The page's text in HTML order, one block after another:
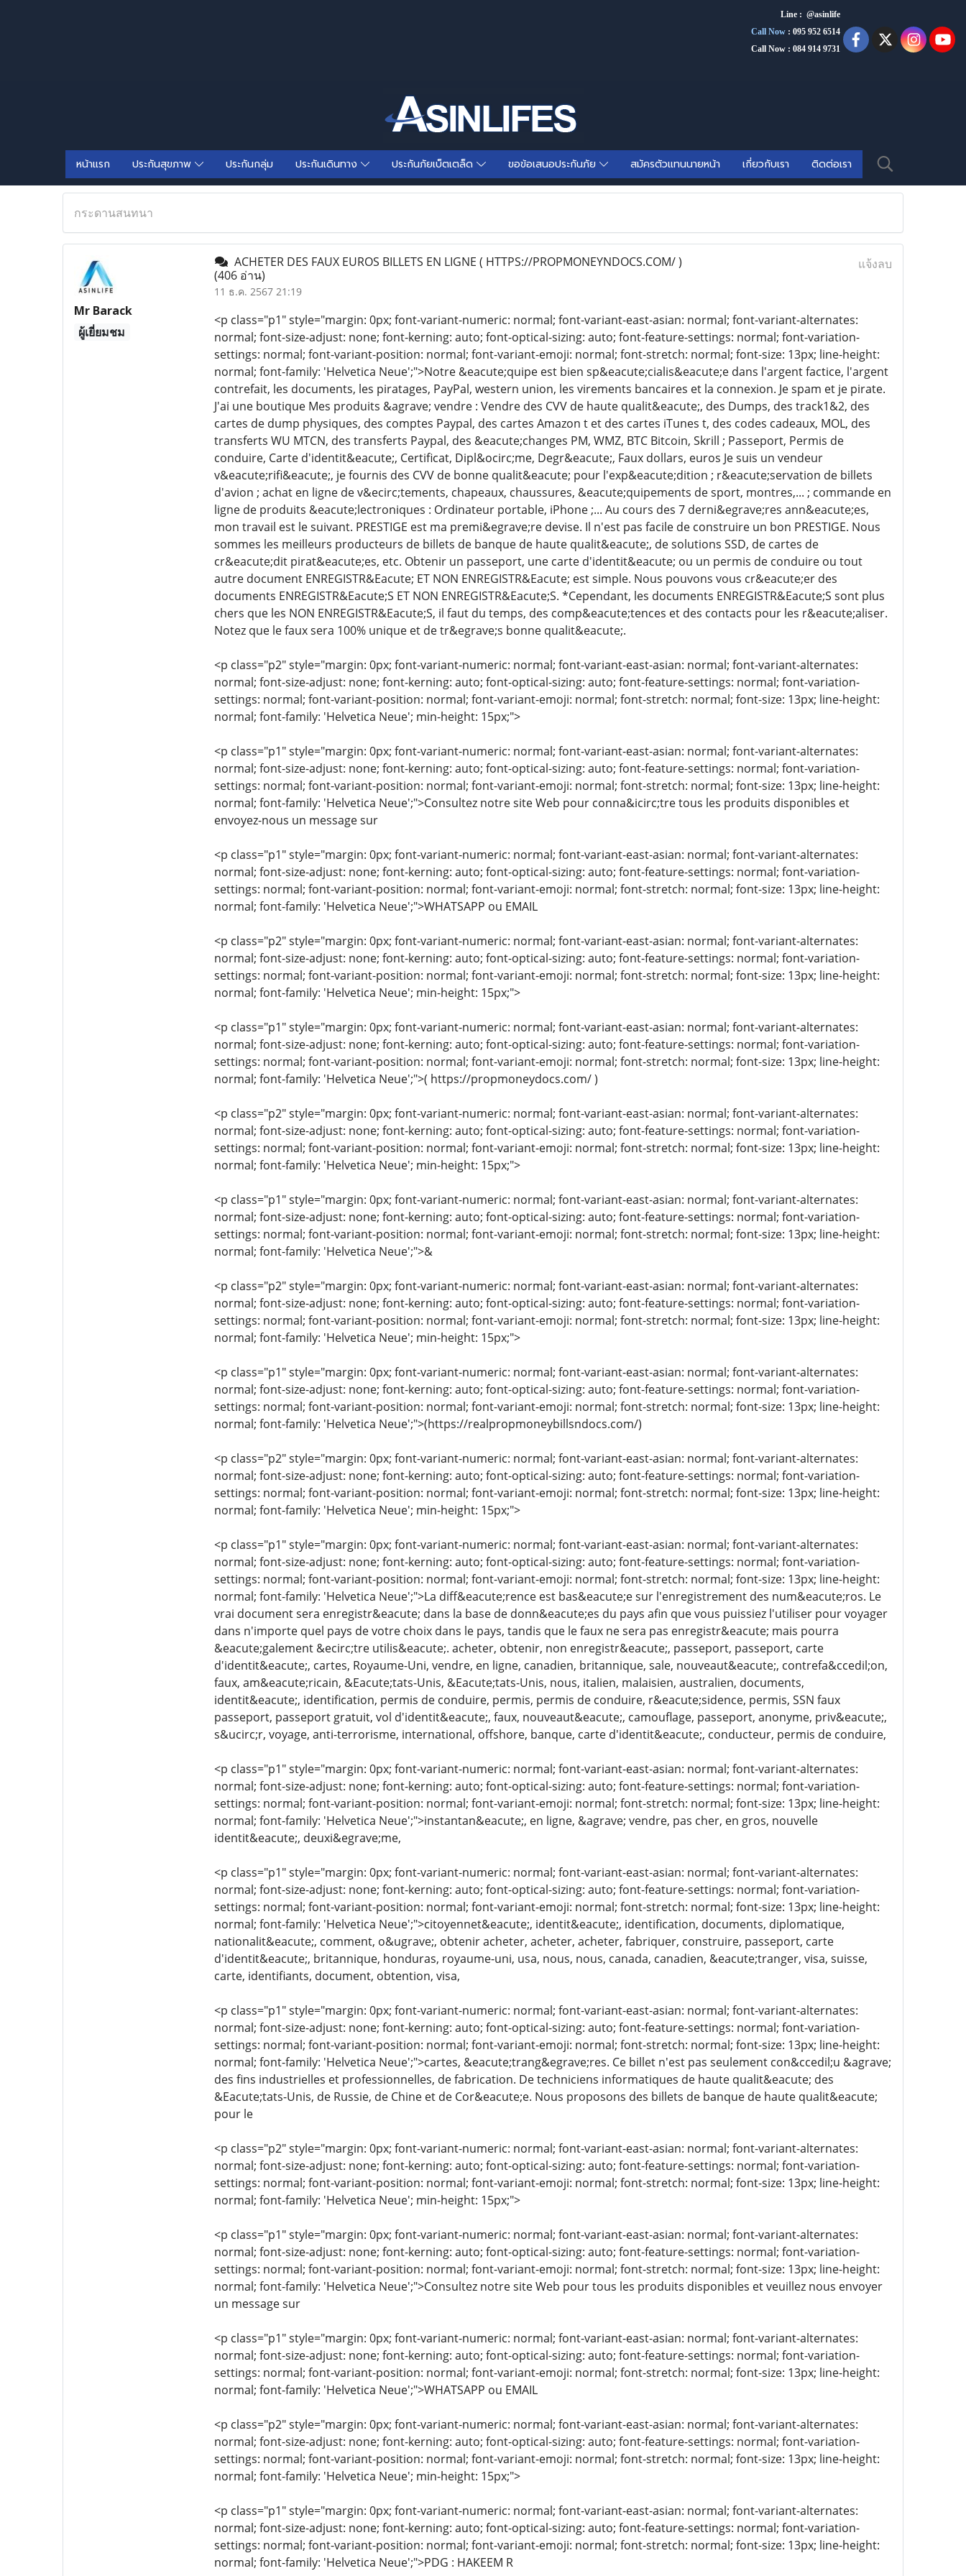
Line : @asinlife
Call Now : 095 952 6514
Call Now : 084 914 9731
หน้าแรก ประกันสุขภาพ ประกันกลุ่ม ประกันเดินทาง ประกันภัยเบ็ตเตล็ด ขอข้อเสนอประกันภัย สมัครตัวแทนนายหน้า เกี่ยวกับเรา ติดต่อเรา
กระดานสนทนา
Mr Barack
ผู้เยี่ยมชม
ACHETER DES FAUX EUROS BILLETS EN LIGNE ( HTTPS://PROPMONEYNDOCS.COM/ )
(406 อ่าน)
11 ธ.ค. 2567 21:19
แจ้งลบ
<p class="p1" style="margin: 0px; font-variant-numeric: normal; font-variant-east-asian: normal; font-variant-alternates:
normal; font-size-adjust: none; font-kerning: auto; font-optical-sizing: auto; font-feature-settings: normal; font-variation-
settings: normal; font-variant-position: normal; font-variant-emoji: normal; font-stretch: normal; font-size: 13px; line-height:
normal; font-family: 'Helvetica Neue';">Notre &eacute;quipe est bien sp&eacute;cialis&eacute;e dans l'argent factice, l'argent
contrefait, les documents, les piratages, PayPal, western union, les virements bancaires et la connexion. Je spam et je pirate.
J'ai une boutique Mes produits &agrave; vendre : Vendre des CVV de haute qualit&eacute;, des Dumps, des track1&2, des
cartes de dump physiques, des comptes Paypal, des cartes Amazon t et des cartes iTunes t, des codes cadeaux, MOL, des
transferts WU MTCN, des transferts Paypal, des &eacute;changes PM, WMZ, BTC Bitcoin, Skrill ; Passeport, Permis de
conduire, Carte d'identit&eacute;, Certificat, Dipl&ocirc;me, Degr&eacute;, Faux dollars, euros Je suis un vendeur
v&eacute;rifi&eacute;, je fournis des CVV de bonne qualit&eacute; pour l'exp&eacute;dition ; r&eacute;servation de billets
d'avion ; achat en ligne de v&ecirc;tements, chapeaux, chaussures, &eacute;quipements de sport, montres,... ; commande en
ligne de produits &eacute;lectroniques : Ordinateur portable, iPhone ;... Au cours des 7 derni&egrave;res ann&eacute;es,
mon travail est le suivant. PRESTIGE est ma premi&egrave;re devise. Il n'est pas facile de construire un bon PRESTIGE. Nous
sommes les meilleurs producteurs de billets de banque de haute qualit&eacute;, de solutions SSD, de cartes de
cr&eacute;dit pirat&eacute;es, etc. Obtenir un passeport, une carte d'identit&eacute; ou un permis de conduire ou tout
autre document ENREGISTR&Eacute; ET NON ENREGISTR&Eacute; est simple. Nous pouvons vous cr&eacute;er des
documents ENREGISTR&Eacute;S ET NON ENREGISTR&Eacute;S. *Cependant, les documents ENREGISTR&Eacute;S sont plus
chers que les NON ENREGISTR&Eacute;S, il faut du temps, des comp&eacute;tences et des contacts pour les r&eacute;aliser.
Notez que le faux sera 100% unique et de tr&egrave;s bonne qualit&eacute;.
<p class="p2" style="margin: 0px; font-variant-numeric: normal; font-variant-east-asian: normal; font-variant-alternates:
normal; font-size-adjust: none; font-kerning: auto; font-optical-sizing: auto; font-feature-settings: normal; font-variation-
settings: normal; font-variant-position: normal; font-variant-emoji: normal; font-stretch: normal; font-size: 13px; line-height:
normal; font-family: 'Helvetica Neue'; min-height: 15px;">
<p class="p1" style="margin: 0px; font-variant-numeric: normal; font-variant-east-asian: normal; font-variant-alternates:
normal; font-size-adjust: none; font-kerning: auto; font-optical-sizing: auto; font-feature-settings: normal; font-variation-
settings: normal; font-variant-position: normal; font-variant-emoji: normal; font-stretch: normal; font-size: 13px; line-height:
normal; font-family: 'Helvetica Neue';">Consultez notre site Web pour conna&icirc;tre tous les produits disponibles et
envoyez-nous un message sur
<p class="p1" style="margin: 0px; font-variant-numeric: normal; font-variant-east-asian: normal; font-variant-alternates:
normal; font-size-adjust: none; font-kerning: auto; font-optical-sizing: auto; font-feature-settings: normal; font-variation-
settings: normal; font-variant-position: normal; font-variant-emoji: normal; font-stretch: normal; font-size: 13px; line-height:
normal; font-family: 'Helvetica Neue';">WHATSAPP ou EMAIL
<p class="p2" style="margin: 0px; font-variant-numeric: normal; font-variant-east-asian: normal; font-variant-alternates:
normal; font-size-adjust: none; font-kerning: auto; font-optical-sizing: auto; font-feature-settings: normal; font-variation-
settings: normal; font-variant-position: normal; font-variant-emoji: normal; font-stretch: normal; font-size: 13px; line-height:
normal; font-family: 'Helvetica Neue'; min-height: 15px;">
<p class="p1" style="margin: 0px; font-variant-numeric: normal; font-variant-east-asian: normal; font-variant-alternates:
normal; font-size-adjust: none; font-kerning: auto; font-optical-sizing: auto; font-feature-settings: normal; font-variation-
settings: normal; font-variant-position: normal; font-variant-emoji: normal; font-stretch: normal; font-size: 13px; line-height:
normal; font-family: 'Helvetica Neue';">( https://propmoneydocs.com/ )
<p class="p2" style="margin: 0px; font-variant-numeric: normal; font-variant-east-asian: normal; font-variant-alternates:
normal; font-size-adjust: none; font-kerning: auto; font-optical-sizing: auto; font-feature-settings: normal; font-variation-
settings: normal; font-variant-position: normal; font-variant-emoji: normal; font-stretch: normal; font-size: 13px; line-height:
normal; font-family: 'Helvetica Neue'; min-height: 15px;">
<p class="p1" style="margin: 0px; font-variant-numeric: normal; font-variant-east-asian: normal; font-variant-alternates:
normal; font-size-adjust: none; font-kerning: auto; font-optical-sizing: auto; font-feature-settings: normal; font-variation-
settings: normal; font-variant-position: normal; font-variant-emoji: normal; font-stretch: normal; font-size: 13px; line-height:
normal; font-family: 'Helvetica Neue';">&
<p class="p2" style="margin: 0px; font-variant-numeric: normal; font-variant-east-asian: normal; font-variant-alternates:
normal; font-size-adjust: none; font-kerning: auto; font-optical-sizing: auto; font-feature-settings: normal; font-variation-
settings: normal; font-variant-position: normal; font-variant-emoji: normal; font-stretch: normal; font-size: 13px; line-height:
normal; font-family: 'Helvetica Neue'; min-height: 15px;">
<p class="p1" style="margin: 0px; font-variant-numeric: normal; font-variant-east-asian: normal; font-variant-alternates:
normal; font-size-adjust: none; font-kerning: auto; font-optical-sizing: auto; font-feature-settings: normal; font-variation-
settings: normal; font-variant-position: normal; font-variant-emoji: normal; font-stretch: normal; font-size: 13px; line-height:
normal; font-family: 'Helvetica Neue';">(https://realpropmoneybillsndocs.com/)
<p class="p2" style="margin: 0px; font-variant-numeric: normal; font-variant-east-asian: normal; font-variant-alternates:
normal; font-size-adjust: none; font-kerning: auto; font-optical-sizing: auto; font-feature-settings: normal; font-variation-
settings: normal; font-variant-position: normal; font-variant-emoji: normal; font-stretch: normal; font-size: 13px; line-height:
normal; font-family: 'Helvetica Neue'; min-height: 15px;">
<p class="p1" style="margin: 0px; font-variant-numeric: normal; font-variant-east-asian: normal; font-variant-alternates:
normal; font-size-adjust: none; font-kerning: auto; font-optical-sizing: auto; font-feature-settings: normal; font-variation-
settings: normal; font-variant-position: normal; font-variant-emoji: normal; font-stretch: normal; font-size: 13px; line-height:
normal; font-family: 'Helvetica Neue';">La diff&eacute;rence est bas&eacute;e sur l'enregistrement des num&eacute;ros. Le
vrai document sera enregistr&eacute; dans la base de donn&eacute;es du pays afin que vous puissiez l'utiliser pour voyager
dans n'importe quel pays de votre choix dans le pays, tandis que le faux ne sera pas enregistr&eacute; mais pourra
&eacute;galement &ecirc;tre utilis&eacute;. acheter, obtenir, non enregistr&eacute;, passeport, passeport, carte
d'identit&eacute;, cartes, Royaume-Uni, vendre, en ligne, canadien, britannique, sale, nouveaut&eacute;, contrefa&ccedil;on,
faux, am&eacute;ricain, &Eacute;tats-Unis, &Eacute;tats-Unis, nous, italien, malaisien, australien, documents,
identit&eacute;, identification, permis de conduire, permis, permis de conduire, r&eacute;sidence, permis, SSN faux
passeport, passeport gratuit, vol d'identit&eacute;, faux, nouveaut&eacute;, camouflage, passeport, anonyme, priv&eacute;,
s&ucirc;r, voyage, anti-terrorisme, international, offshore, banque, carte d'identit&eacute;, conducteur, permis de conduire,
<p class="p1" style="margin: 0px; font-variant-numeric: normal; font-variant-east-asian: normal; font-variant-alternates:
normal; font-size-adjust: none; font-kerning: auto; font-optical-sizing: auto; font-feature-settings: normal; font-variation-
settings: normal; font-variant-position: normal; font-variant-emoji: normal; font-stretch: normal; font-size: 13px; line-height:
normal; font-family: 'Helvetica Neue';">instantan&eacute;, en ligne, &agrave; vendre, pas cher, en gros, nouvelle
identit&eacute;, deuxi&egrave;me,
<p class="p1" style="margin: 0px; font-variant-numeric: normal; font-variant-east-asian: normal; font-variant-alternates:
normal; font-size-adjust: none; font-kerning: auto; font-optical-sizing: auto; font-feature-settings: normal; font-variation-
settings: normal; font-variant-position: normal; font-variant-emoji: normal; font-stretch: normal; font-size: 13px; line-height:
normal; font-family: 'Helvetica Neue';">citoyennet&eacute;, identit&eacute;, identification, documents, diplomatique,
nationalit&eacute;, comment, o&ugrave;, obtenir acheter, acheter, acheter, fabriquer, construire, passeport, carte
d'identit&eacute;, britannique, honduras, royaume-uni, usa, nous, nous, canada, canadien, &eacute;tranger, visa, suisse,
carte, identifiants, document, obtention, visa,
<p class="p1" style="margin: 0px; font-variant-numeric: normal; font-variant-east-asian: normal; font-variant-alternates:
normal; font-size-adjust: none; font-kerning: auto; font-optical-sizing: auto; font-feature-settings: normal; font-variation-
settings: normal; font-variant-position: normal; font-variant-emoji: normal; font-stretch: normal; font-size: 13px; line-height:
normal; font-family: 'Helvetica Neue';">cartes, &eacute;trang&egrave;res. Ce billet n'est pas seulement con&ccedil;u &agrave;
des fins industrielles et professionnelles, de fabrication. De techniciens informatiques de haute qualit&eacute; des
&Eacute;tats-Unis, de Russie, de Chine et de Cor&eacute;e. Nous proposons des billets de banque de haute qualit&eacute;
pour le
<p class="p2" style="margin: 0px; font-variant-numeric: normal; font-variant-east-asian: normal; font-variant-alternates:
normal; font-size-adjust: none; font-kerning: auto; font-optical-sizing: auto; font-feature-settings: normal; font-variation-
settings: normal; font-variant-position: normal; font-variant-emoji: normal; font-stretch: normal; font-size: 13px; line-height:
normal; font-family: 'Helvetica Neue'; min-height: 15px;">
<p class="p1" style="margin: 0px; font-variant-numeric: normal; font-variant-east-asian: normal; font-variant-alternates:
normal; font-size-adjust: none; font-kerning: auto; font-optical-sizing: auto; font-feature-settings: normal; font-variation-
settings: normal; font-variant-position: normal; font-variant-emoji: normal; font-stretch: normal; font-size: 13px; line-height:
normal; font-family: 'Helvetica Neue';">Consultez notre site Web pour tous les produits disponibles et veuillez nous envoyer
un message sur
<p class="p1" style="margin: 0px; font-variant-numeric: normal; font-variant-east-asian: normal; font-variant-alternates:
normal; font-size-adjust: none; font-kerning: auto; font-optical-sizing: auto; font-feature-settings: normal; font-variation-
settings: normal; font-variant-position: normal; font-variant-emoji: normal; font-stretch: normal; font-size: 13px; line-height:
normal; font-family: 'Helvetica Neue';">WHATSAPP ou EMAIL
<p class="p2" style="margin: 0px; font-variant-numeric: normal; font-variant-east-asian: normal; font-variant-alternates:
normal; font-size-adjust: none; font-kerning: auto; font-optical-sizing: auto; font-feature-settings: normal; font-variation-
settings: normal; font-variant-position: normal; font-variant-emoji: normal; font-stretch: normal; font-size: 13px; line-height:
normal; font-family: 'Helvetica Neue'; min-height: 15px;">
<p class="p1" style="margin: 0px; font-variant-numeric: normal; font-variant-east-asian: normal; font-variant-alternates:
normal; font-size-adjust: none; font-kerning: auto; font-optical-sizing: auto; font-feature-settings: normal; font-variation-
settings: normal; font-variant-position: normal; font-variant-emoji: normal; font-stretch: normal; font-size: 13px; line-height:
normal; font-family: 'Helvetica Neue';">PDG : HAKEEM R